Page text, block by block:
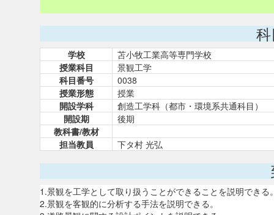
学校
苫小牧工業高等専門学校
授業科目
景観工学
科目番号
0038
授業形態
授業
開設学科
創造工学科（都市・環境系共通科目）
開設期
後期
教科書/教材
担当教員
下タ村 光弘
1.景観を工学として取り扱うことができることを説明できる
2.景観を客観的に分析する手法を説明できる。